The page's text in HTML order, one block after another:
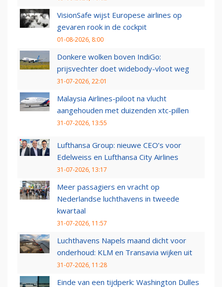
VisionSafe wijst Europese airlines op
gevaren rook in de cockpit
01-08-2026, 8:00
Donkere wolken boven IndiGo:
prijsvechter doet widebody-vloot weg
31-07-2026, 22:01
Malaysia Airlines-piloot na vlucht
aangehouden met duizenden xtc-pillen
31-07-2026, 13:55
Lufthansa Group: nieuwe CEO’s voor
Edelweiss en Lufthansa City Airlines
31-07-2026, 13:17
Meer passagiers en vracht op
Nederlandse luchthavens in tweede
kwartaal
31-07-2026, 11:57
Luchthavens Napels maand dicht voor
onderhoud: KLM en Transavia wijken uit
31-07-2026, 11:28
Einde van een tijdperk: Washington Dulles